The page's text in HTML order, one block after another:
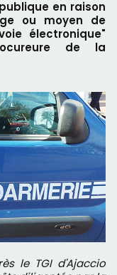
en raison
ou moyen de
électronique"
de la